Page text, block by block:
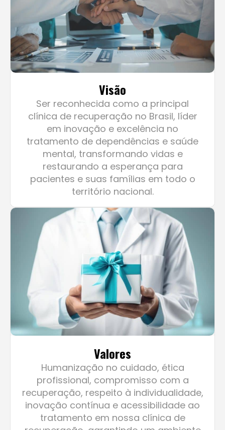
Visão
Ser reconhecida como a principal
clínica de recuperação no Brasil, líder
em inovação e excelência no
tratamento de dependências e saúde
mental, transformando vidas e
restaurando a esperança para
pacientes e suas famílias em todo o
território nacional.
Valores
Humanização no cuidado, ética
profissional, compromisso com a
recuperação, respeito à individualidade,
inovação contínua e acessibilidade ao
tratamento em nossa clínica de
recuperação, garantindo um ambiente
seguro e acolhedor para todos.